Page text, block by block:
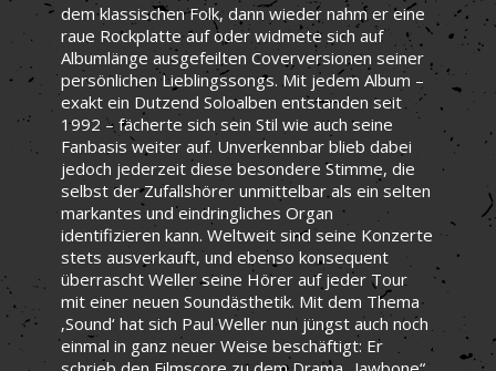
dem klassischen Folk, dann wieder nahm er eine
raue Rockplatte auf oder widmete sich auf
Albumlänge ausgefeilten Coverversionen seiner
persönlichen Lieblingssongs. Mit jedem Album –
exakt ein Dutzend Soloalben entstanden seit
1992 – fächerte sich sein Stil wie auch seine
Fanbasis weiter auf. Unverkennbar blieb dabei
jedoch jederzeit diese besondere Stimme, die
selbst der Zufallshörer unmittelbar als ein selten
markantes und eindringliches Organ
identifizieren kann. Weltweit sind seine Konzerte
stets ausverkauft, und ebenso konsequent
überrascht Weller seine Hörer auf jeder Tour
mit einer neuen Soundästhetik. Mit dem Thema
‚Sound‘ hat sich Paul Weller nun jüngst auch noch
einmal in ganz neuer Weise beschäftigt: Er